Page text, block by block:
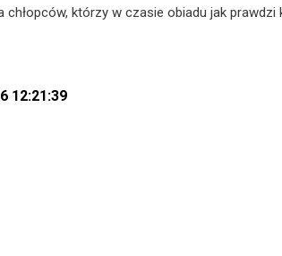
chłopców, którzy w czasie obiadu jak
12:21:39